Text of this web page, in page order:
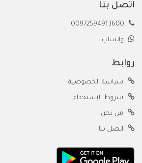
اتصل بنا
واتساب
روابط
سياسة الخصوصية
شروط الإستخدام
من نحن
اتصل بنا